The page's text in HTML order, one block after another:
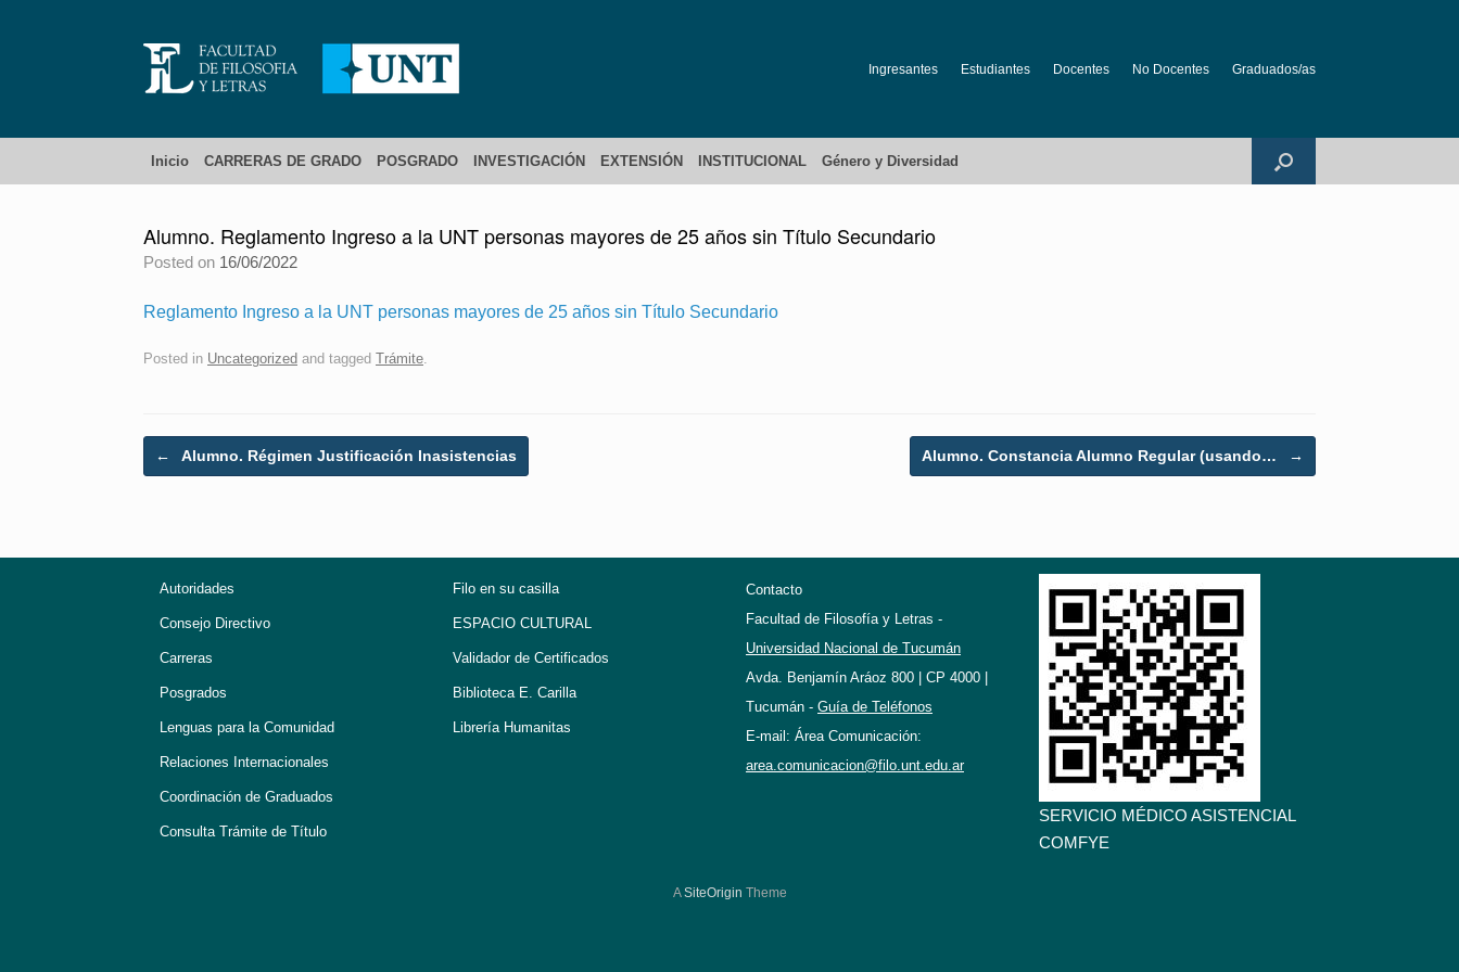
Ingresantes Estudiantes Docentes No Docentes Graduados/as
Inicio CARRERAS DE GRADO POSGRADO INVESTIGACIÓN EXTENSIÓN INSTITUCIONAL Género y Diversidad
Alumno. Reglamento Ingreso a la UNT personas mayores de 25 años sin Título Secundario
Posted on 16/06/2022
Reglamento Ingreso a la UNT personas mayores de 25 años sin Título Secundario
Posted in Uncategorized and tagged Trámite.
Post navigation
← Alumno. Régimen Justificación Inasistencias Alumno. Constancia Alumno Regular (usando… →
Autoridades
Consejo Directivo
Carreras
Posgrados
Lenguas para la Comunidad
Relaciones Internacionales
Coordinación de Graduados
Consulta Trámite de Título
Filo en su casilla
ESPACIO CULTURAL
Validador de Certificados
Biblioteca E. Carilla
Librería Humanitas
Contacto
Facultad de Filosofía y Letras -
Universidad Nacional de Tucumán
Avda. Benjamín Aráoz 800 | CP 4000 |
Tucumán - Guía de Teléfonos
E-mail: Área Comunicación:
area.comunicacion@filo.unt.edu.ar
SERVICIO MÉDICO ASISTENCIAL
COMFYE
ASiteOrigin Theme